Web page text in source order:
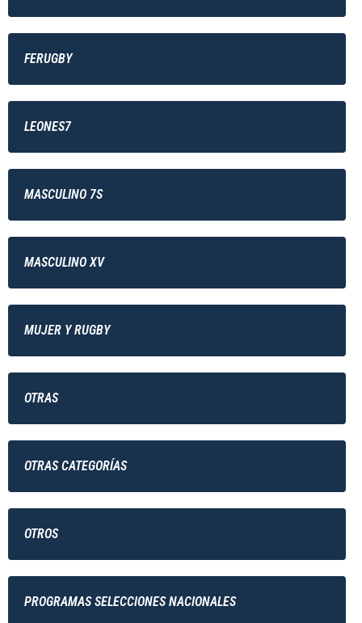
FERUGBY
LEONES7
MASCULINO 7S
MASCULINO XV
MUJER Y RUGBY
OTRAS
OTRAS CATEGORÍAS
OTROS
PROGRAMAS SELECCIONES NACIONALES